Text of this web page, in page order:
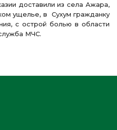
доставили из села Ажара,
ущелье, в
Сухум гражданку
с острой болью в области
МЧС.